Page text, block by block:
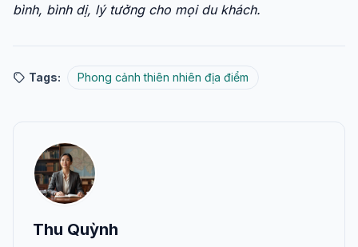
bình, bình dị, lý tưởng cho mọi du khách.
Tags: Phong cảnh thiên nhiên địa điểm
Thu Quỳnh